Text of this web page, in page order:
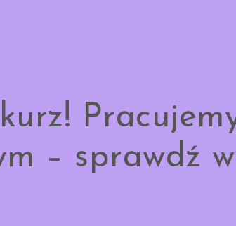
– sprawdź